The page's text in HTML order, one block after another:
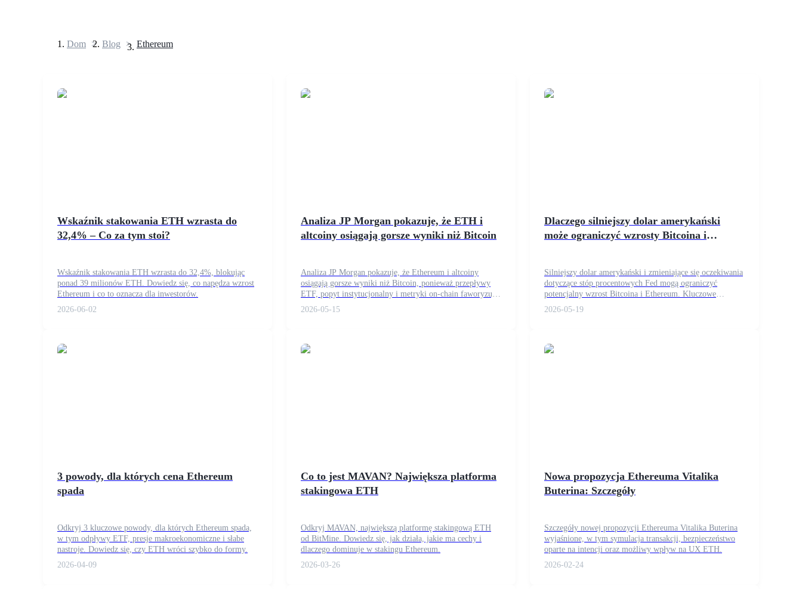
Kontrakty terminowe na kryptowaluty
Kontrakty terminowe na USDC
Kontrakty futures wykorzystujące USDC jako zabezpieczenie
Dom > Blog > Ethereum
Wskaźnik stakowania ETH wzrasta do
32,4% – Co za tym stoi?
Wskaźnik stakowania ETH wzrasta do 32,4%, blokując
ponad 39 milionów ETH. Dowiedz się, co napędza wzrost
Ethereum i co to oznacza dla inwestorów.
2026-06-02
Analiza JP Morgan pokazuje, że ETH i
altcoiny osiągają gorsze wyniki niż Bitcoin
Analiza JP Morgan pokazuje, że Ethereum i altcoiny
osiągają gorsze wyniki niż Bitcoin, ponieważ przepływy
ETF, popyt instytucjonalny i metryki on-chain faworyzują
BTC.
2026-05-15
Dlaczego silniejszy dolar amerykański
może ograniczyć wzrosty Bitcoina i
Silniejszy dolar amerykański i zmieniające się oczekiwania
dotyczące stóp procentowych Fed mogą ograniczyć
potencjalny wzrost Bitcoina i Ethereum. Kluczowe
poziomy BTC i ETH, które traderzy obserwują w tym
2026-05-19
3 powody, dla których cena Ethereum
spada
Odkryj 3 kluczowe powody, dla których Ethereum spada,
w tym odpływy ETF, presje makroekonomiczne i słabe
nastroje. Dowiedz się, czy ETH wróci szybko do formy.
2026-04-09
Co to jest MAVAN? Największa platforma
stakingowa ETH
Odkryj MAVAN, największą platformę stakingową ETH
od BitMine. Dowiedz się, jak działa, jakie ma cechy i
dlaczego dominuje w stakingu Ethereum.
2026-03-26
Nowa propozycja Ethereuma Vitalika
Buterina: Szczegóły
Szczegóły nowej propozycji Ethereuma Vitalika Buterina
wyjaśnione, w tym symulacja transakcji, bezpieczeństwo
oparte na intencji oraz możliwy wpływ na UX ETH.
2026-02-24